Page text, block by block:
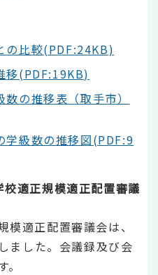
の比較(PDF:24KB)
移(PDF:19KB)
の推移表（取手市）
学級数の推移図(PDF:9
校適正規模適正配置審議
適正配置審議会は、
ました。会議録及び会